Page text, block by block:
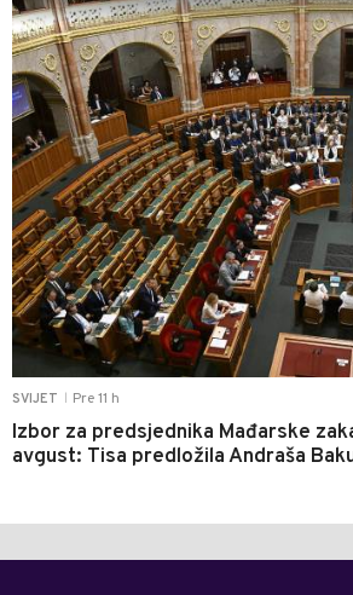
SVIJET Pre 11 h
Izbor za predsjednika Mađarske
avgust: Tisa predložila Andraša